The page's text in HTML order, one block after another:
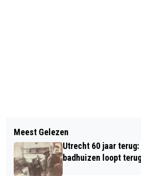
UTRECHT VERHOOGT
OPKOOPBESCHERMING
€686.000
ANASTASIA VAN GENNIP
ZAKELIJK DIRECTEUR
MUSEUM
Meest Gelezen
Utrecht 60 jaar
badhuizen loopt